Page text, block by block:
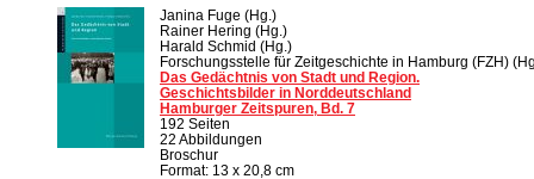
Janina Fuge (Hg.)
Rainer Hering (Hg.)
Harald Schmid (Hg.)
Forschungsstelle für Zeitgeschichte in Hamburg (FZH)
Das Gedächtnis von Stadt und Region.
Geschichtsbilder in Norddeutschland
Hamburger Zeitspuren, Bd. 7
192 Seiten
22 Abbildungen
Broschur
Format: 13 x 20,8 cm